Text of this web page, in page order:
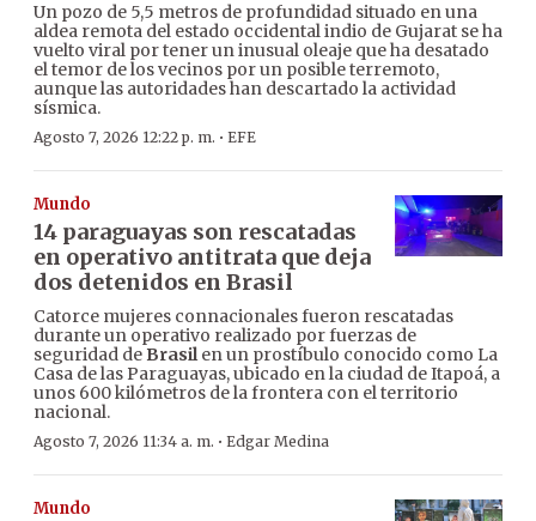
Un pozo de 5,5 metros de profundidad situado en una
aldea remota del estado occidental indio de Gujarat se ha
vuelto viral por tener un inusual oleaje que ha desatado
el temor de los vecinos por un posible terremoto,
aunque las autoridades han descartado la actividad
sísmica.
Agosto 7, 2026 12:22 p. m. · EFE
Mundo
14 paraguayas son rescatadas
en operativo antitrata que deja
dos detenidos en Brasil
Catorce mujeres connacionales fueron rescatadas
durante un operativo realizado por fuerzas de
seguridad de Brasilen un prostíbulo conocido como La
Casa de las Paraguayas, ubicado en la ciudad de Itapoá, a
unos 600 kilómetros de la frontera con el territorio
nacional.
Agosto 7, 2026 11:34 a. m. · Edgar Medina
Mundo